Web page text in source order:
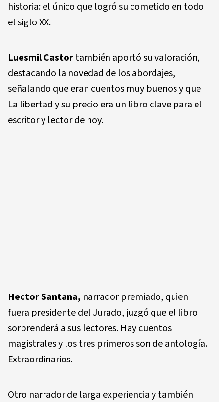
historia: el único que logró su cometido en todo
el siglo XX.
Luesmil Castortambién aportó su valoración,
destacando la novedad de los abordajes,
señalando que eran cuentos muy buenos y que
La libertad y su precio era un libro clave para el
escritor y lector de hoy.
Hector Santana, narrador premiado, quien
fuera presidente del Jurado, juzgó que el libro
sorprenderá a sus lectores. Hay cuentos
magistrales y los tres primeros son de antología.
Extraordinarios.
Otro narrador de larga experiencia y también